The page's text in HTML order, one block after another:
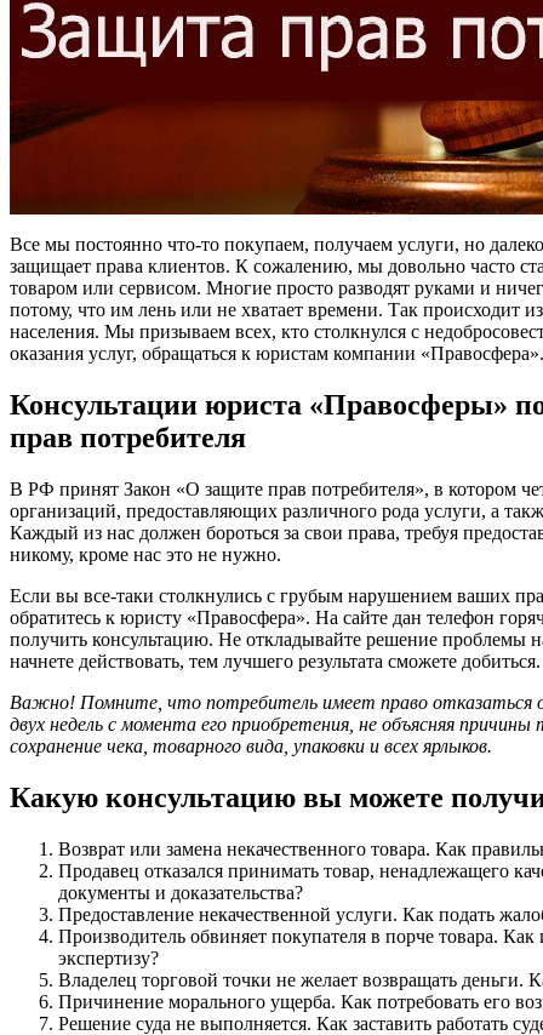
Все мы постоянно что-то покупаем, получаем услуги, но
защищает права клиентов. К сожалению, мы довольно часто
товаром или сервисом. Многие просто разводят руками и
потому, что им лень или не хватает времени. Так происходит
населения. Мы призываем всех, кто столкнулся с
оказания услуг, обращаться к юристам компании «Правосфера».
Консультации юриста «Правосферы»
прав потребителя
В РФ принят Закон «О защите прав потребителя», в котором
организаций, предоставляющих различного рода услуги, а
Каждый из нас должен бороться за свои права, требуя
никому, кроме нас это не нужно.
Если вы все-таки столкнулись с грубым нарушением ваших
обратитесь к юристу «Правосфера». На сайте дан телефон
получить консультацию. Не откладывайте решение проблемы
начнете действовать, тем лучшего результата сможете добиться.
Важно! Помните, что потребитель имеет право отказаться
двух недель с момента его приобретения, не объясняя причины
сохранение чека, товарного вида, упаковки и всех ярлыков.
Какую консультацию вы можете
Возврат или замена некачественного товара. Как
Продавец отказался принимать товар, ненадлежащего
документы и доказательства?
Предоставление некачественной услуги. Как подать
Производитель обвиняет покупателя в порче товара.
экспертизу?
Владелец торговой точки не желает возвращать деньги.
Причинение морального ущерба. Как потребовать его
Решение суда не выполняется. Как заставить работать